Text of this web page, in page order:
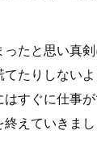
たと思い真
たりしない
すぐに仕事
えていきまし